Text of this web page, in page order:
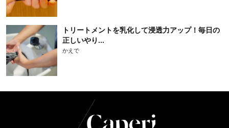
トリートメントを乳化して浸透力アップ！毎日の
正しいやり...
かえで